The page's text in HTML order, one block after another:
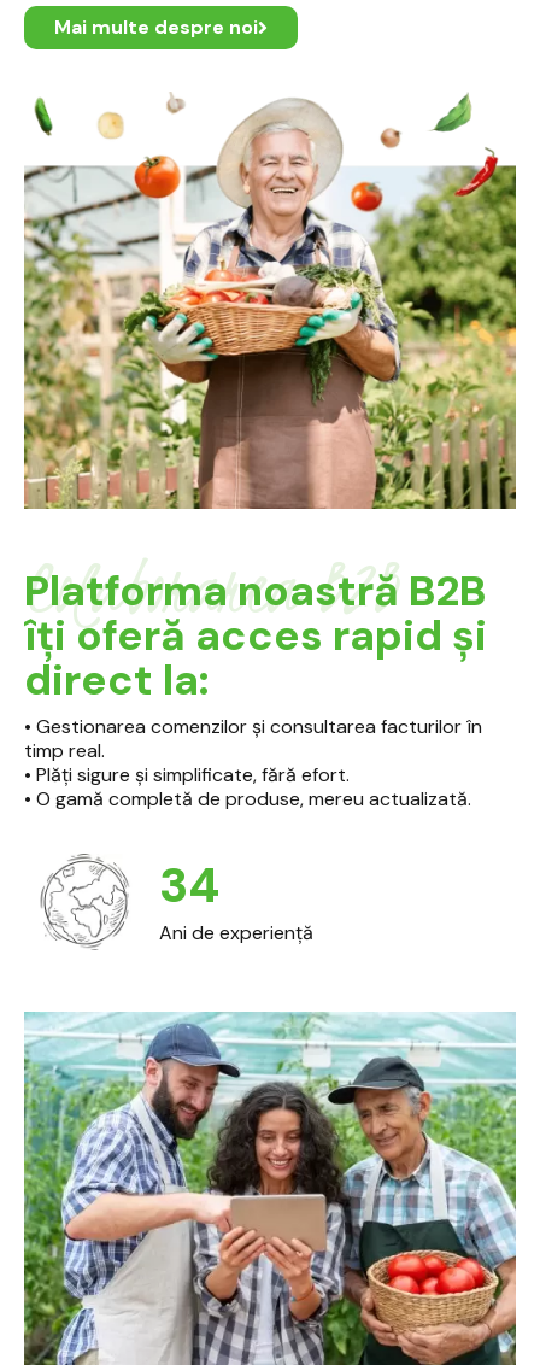
Mai multe despre noi
Colaborarea B2B
Platforma noastră B2B
îți oferă acces rapid și
direct la:
• Gestionarea comenzilor și consultarea facturilor în
timp real.
• Plăți sigure și simplificate, fără efort.
• O gamă completă de produse, mereu actualizată.
34
Ani de experiență